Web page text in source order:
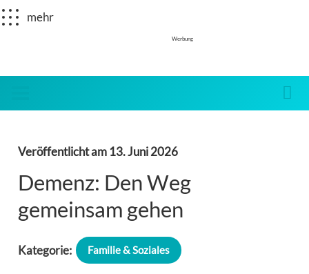
mehr
Werbung
Veröffentlicht am 13. Juni 2026
Demenz: Den Weg
gemeinsam gehen
Kategorie: Familie & Soziales